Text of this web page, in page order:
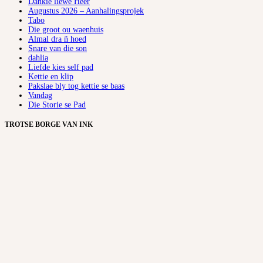
Augustus 2026 – Aanhalingsprojek
Tabo
Die groot ou waenhuis
Almal dra ñ hoed
Snare van die son
dahlia
Liefde kies self pad
Kettie en klip
Pakslae bly tog kettie se baas
Vandag
Die Storie se Pad
TROTSE BORGE VAN INK